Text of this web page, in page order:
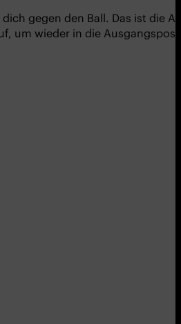
gegen den Ball. Das ist die
um wieder in die